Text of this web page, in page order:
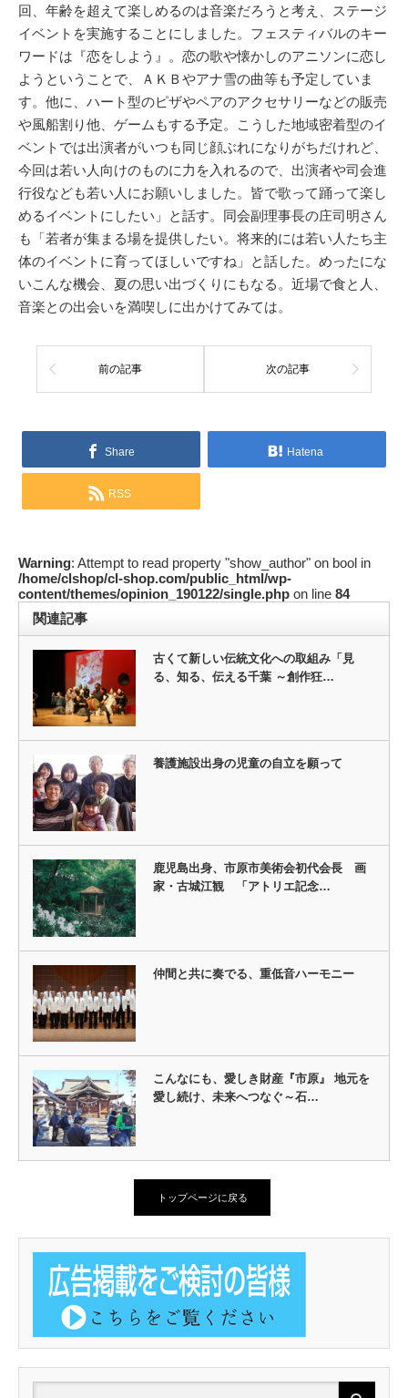
回、年齢を超えて楽しめるのは音楽だろうと考え、ステージ
イベントを実施することにしました。フェスティバルのキー
ワードは『恋をしよう』。恋の歌や懐かしのアニソンに恋し
ようということで、ＡＫＢやアナ雪の曲等も予定していま
す。他に、ハート型のピザやペアのアクセサリーなどの販売
や風船割り他、ゲームもする予定。こうした地域密着型のイ
ベントでは出演者がいつも同じ顔ぶれになりがちだけれど、
今回は若い人向けのものに力を入れるので、出演者や司会進
行役なども若い人にお願いしました。皆で歌って踊って楽し
めるイベントにしたい」と話す。同会副理事長の庄司明さん
も「若者が集まる場を提供したい。将来的には若い人たち主
体のイベントに育ってほしいですね」と話した。めったにな
いこんな機会、夏の思い出づくりにもなる。近場で食と人、
音楽との出会いを満喫しに出かけてみては。
前の記事 次の記事
Share Hatena
RSS
Warning: Attempt to read property "show_author" on bool in
/home/clshop/cl-shop.com/public_html/wp-
content/themes/opinion_190122/single.php on line 84
関連記事
古くて新しい伝統文化への取組み「見
る、知る、伝える千葉 ～創作狂…
養護施設出身の児童の自立を願って
鹿児島出身、市原市美術会初代会長 画
家・古城江観 「アトリエ記念…
仲間と共に奏でる、重低音ハーモニー
こんなにも、愛しき財産『市原』 地元を
愛し続け、未来へつなぐ～石…
トップページに戻る